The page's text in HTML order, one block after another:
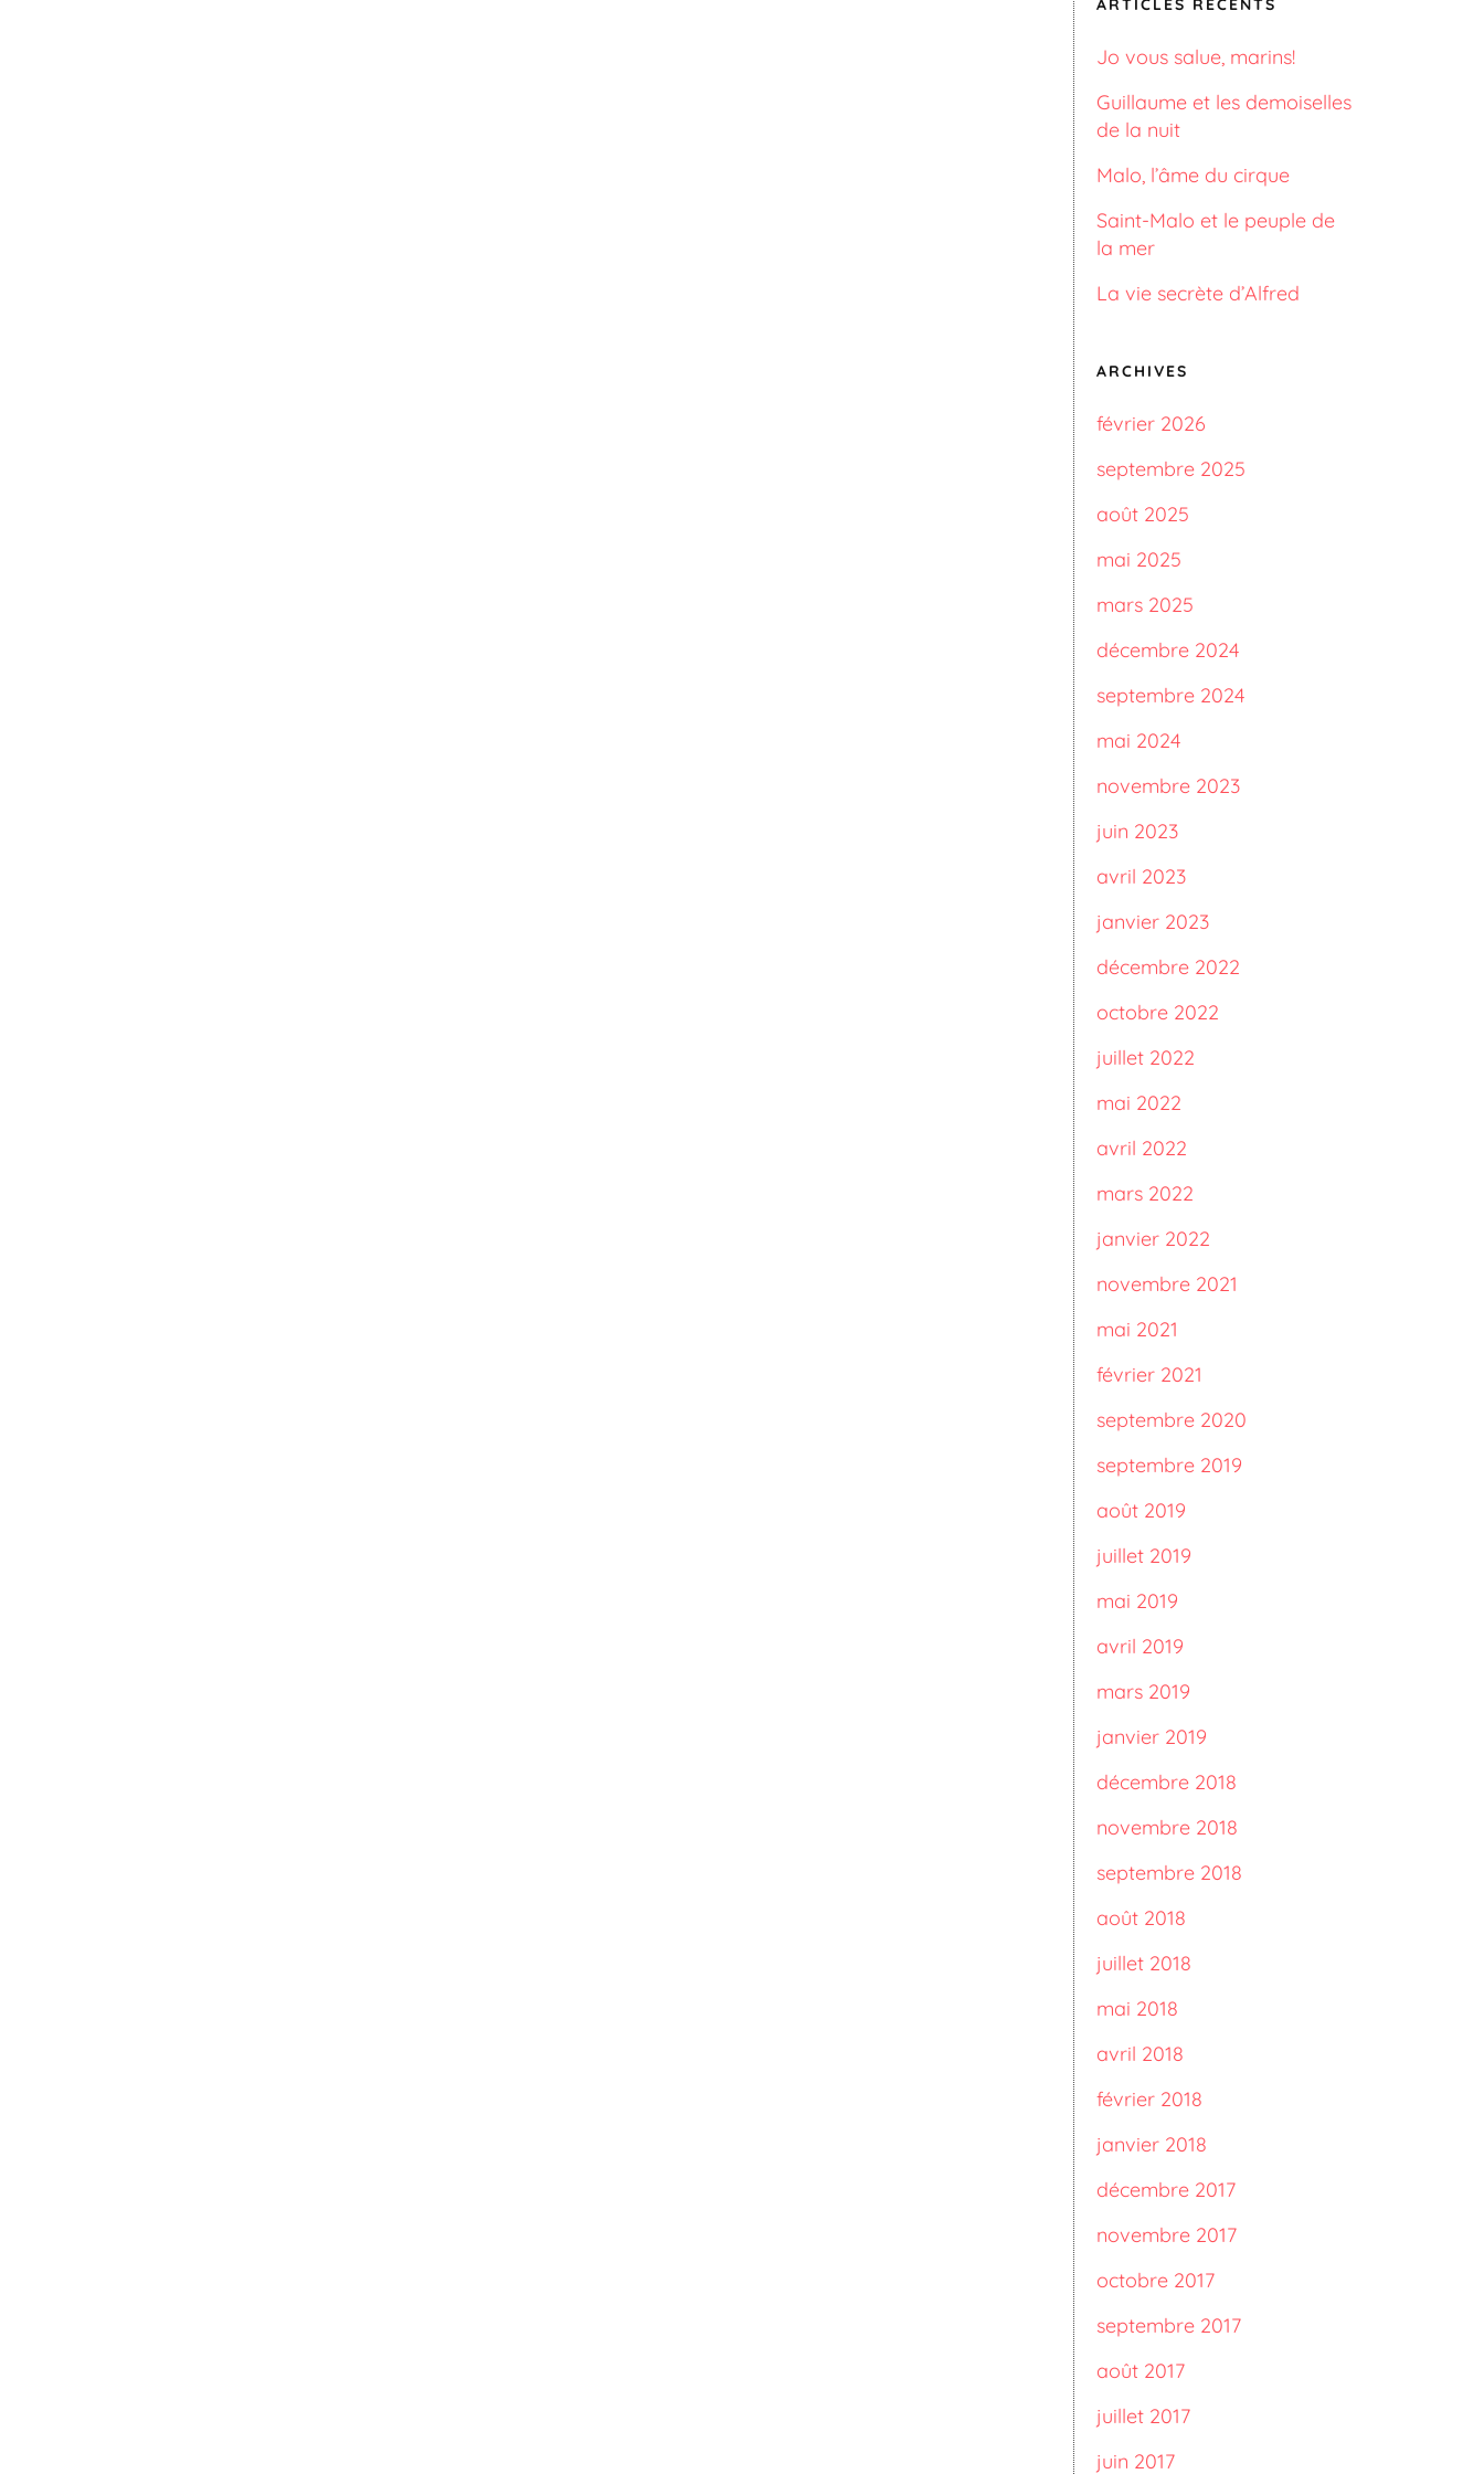
ARTICLES RÉCENTS
Jo vous salue, marins!
Guillaume et les demoiselles
de la nuit
Malo, l’âme du cirque
Saint-Malo et le peuple de
la mer
La vie secrète d’Alfred
ARCHIVES
février 2026
septembre 2025
août 2025
mai 2025
mars 2025
décembre 2024
septembre 2024
mai 2024
novembre 2023
juin 2023
avril 2023
janvier 2023
décembre 2022
octobre 2022
juillet 2022
mai 2022
avril 2022
mars 2022
janvier 2022
novembre 2021
mai 2021
février 2021
septembre 2020
septembre 2019
août 2019
juillet 2019
mai 2019
avril 2019
mars 2019
janvier 2019
décembre 2018
novembre 2018
septembre 2018
août 2018
juillet 2018
mai 2018
avril 2018
février 2018
janvier 2018
décembre 2017
novembre 2017
octobre 2017
septembre 2017
août 2017
juillet 2017
juin 2017